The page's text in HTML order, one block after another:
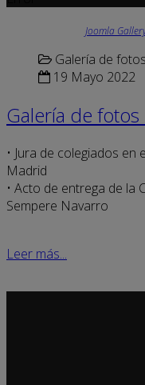
Joomla
Galería de fotos
19 Mayo 2022
Galería de
• Jura de colegiados en
Madrid
• Acto de entrega de la
Sempere Navarro
Leer más...